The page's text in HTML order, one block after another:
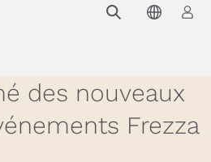
des nouveaux
Frezza